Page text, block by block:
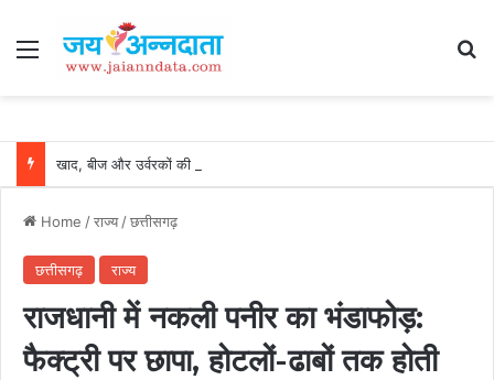
Menu
Home /राज्य/छत्तीसगढ़
छत्तीसगढ़ राज्य
राजधानी में नकली पनीर का भंडाफोड़:
फैक्ट्री पर छापा, होटलों-ढाबों तक होती